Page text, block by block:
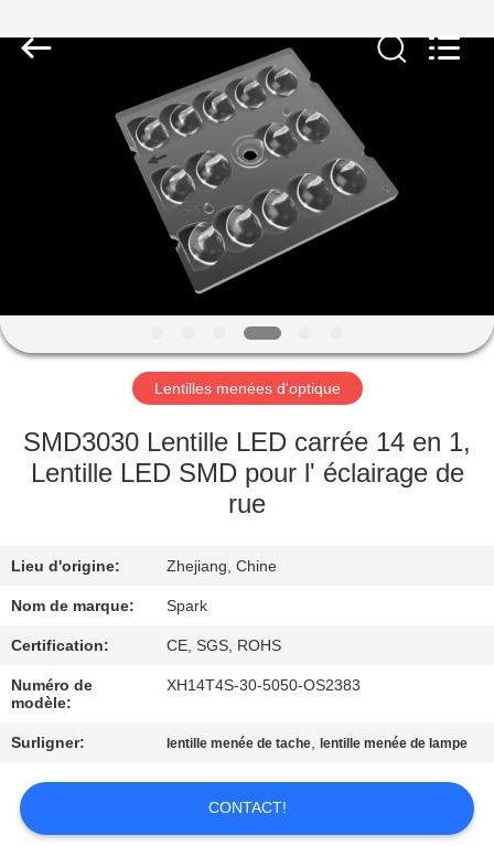
À
PROPOS
NOUS
L'USINE
CONTRÔLE
DE
QUALITÉ
NOUS
Co.,
Lentilles menées d'optique
SMD3030 Lentille LED carrée 14 en 1,
Lentille LED SMD pour l' éclairage de
rue
Lieu d'origine: Zhejiang, Chine
Nom de marque: Spark
Certification: CE, SGS, ROHS
Numéro de
modèle:
XH14T4S-30-5050-OS2383
Surligner: lentille menée de tache, lentille menée de lampe
CONTACT!